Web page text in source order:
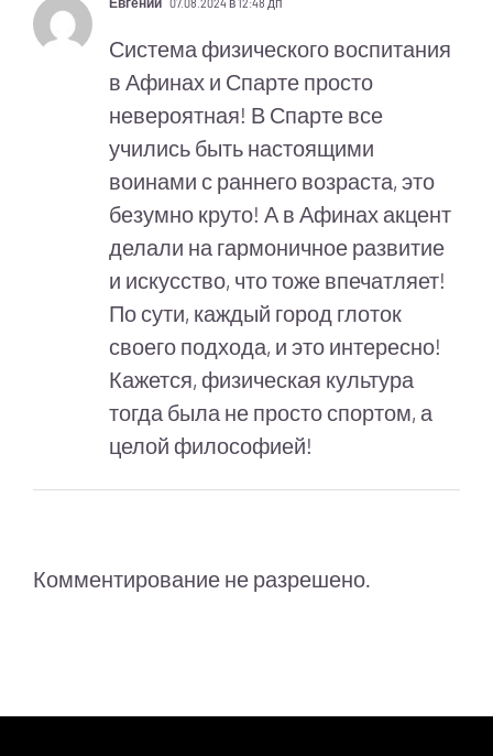
Система физического воспитания
в Афинах и Спарте просто
невероятная! В Спарте все
учились быть настоящими
воинами с раннего возраста, это
безумно круто! А в Афинах акцент
делали на гармоничное развитие
и искусство, что тоже впечатляет!
По сути, каждый город глоток
своего подхода, и это интересно!
Кажется, физическая культура
тогда была не просто спортом, а
целой философией!
Комментирование не разрешено.